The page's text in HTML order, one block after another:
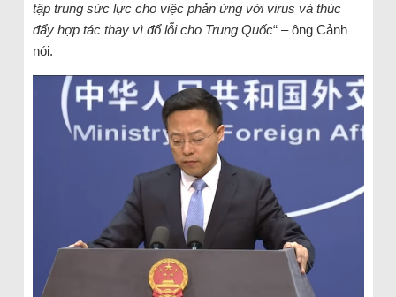
tập trung sức lực cho việc phản ứng với virus và thúc
đẩy hợp tác thay vì đổ lỗi cho Trung Quốc“ – ông Cảnh
nói.